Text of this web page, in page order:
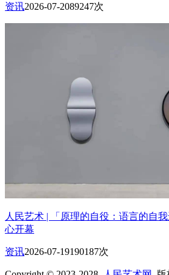
资讯2026-07-2089247次
人民艺术 | 「原理的自役：语言的自
心开幕
资讯2026-07-19190187次